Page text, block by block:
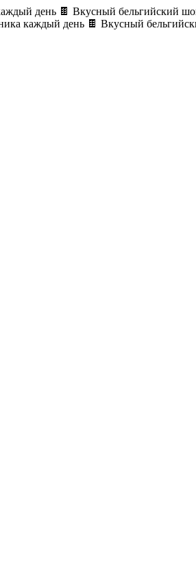
день 🍫 Вкусный бельгийский
каждый день 🍫 Вкусный